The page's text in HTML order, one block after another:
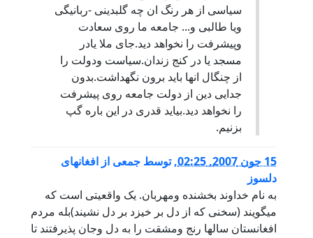
سیاسی از هر رنگ ان چه گلبدینی -ربانیگی
ویا طالبی و... جامعه ما روی سعادت
وپیشرفت را نخواهد دید.جای ملا یادر
مسجد یا در کنج زندان.سیاست ودولت را
از چنگال انها باید برون نگهداشت.بدون
جدایی دین از دولت جامعه روی پیشرفت
را نخواهد دید.بیاید قدری در این باره گپ
بزنیم.
15 جون 2007, 02:25 ,توسط جمعی از افغانهای
دلسوز
به نام خداوند بخشنده ومهربان. یک واقعیتی است که
میگویند (سخنی که از دل بر خیزد بر دل نشیند)بله مردم
افغانستان سالها رنج ومشقت را به دل وجان پذیرفتند تا